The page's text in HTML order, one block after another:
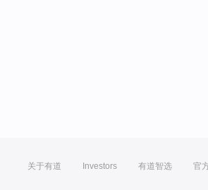
关于有道 Investors 有道智选 官